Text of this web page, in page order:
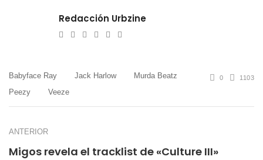
Redacción Urbzine
WebsiteTwitterFacebook
Youtube
Babyface Ray Jack Harlow
Murda Beatz
Peezy
Veeze
0 1103
ANTERIOR
Migos revela el tracklist de «Culture III»